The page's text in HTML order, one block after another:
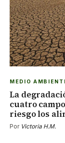
MEDIO
La
cuatro
riesgo los
Por Victoria H.M.